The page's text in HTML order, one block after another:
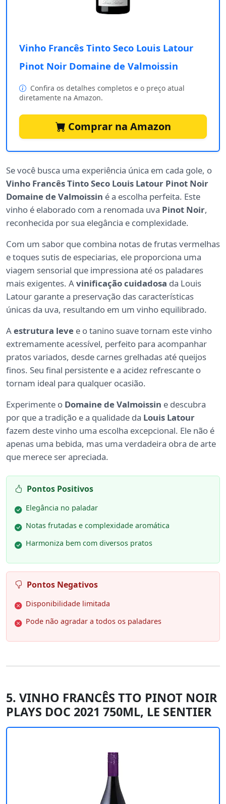
Vinho Francês Tinto Seco Louis Latour
Pinot Noir Domaine de Valmoissin
Confira os detalhes completos e o preço atual
diretamente na Amazon.
Comprar na Amazon
Se você busca uma experiência única em cada gole, o
Vinho Francês Tinto Seco Louis Latour Pinot Noir
Domaine de Valmoissin é a escolha perfeita. Este
vinho é elaborado com a renomada uva Pinot Noir,
reconhecida por sua elegância e complexidade.
Com um sabor que combina notas de frutas vermelhas
e toques sutis de especiarias, ele proporciona uma
viagem sensorial que impressiona até os paladares
mais exigentes. Avinificação cuidadosa da Louis
Latour garante a preservação das características
únicas da uva, resultando em um vinho equilibrado.
Aestrutura leve e o tanino suave tornam este vinho
extremamente acessível, perfeito para acompanhar
pratos variados, desde carnes grelhadas até queijos
finos. Seu final persistente e a acidez refrescante o
tornam ideal para qualquer ocasião.
Experimente o Domaine de Valmoissin e descubra
por que a tradição e a qualidade da Louis Latour
fazem deste vinho uma escolha excepcional. Ele não é
apenas uma bebida, mas uma verdadeira obra de arte
que merece ser apreciada.
Pontos Positivos
Elegância no paladar
Notas frutadas e complexidade aromática
Harmoniza bem com diversos pratos
Pontos Negativos
Disponibilidade limitada
Pode não agradar a todos os paladares
5. VINHO FRANCÊS TTO PINOT NOIR
PLAYS DOC 2021 750ML, LE SENTIER